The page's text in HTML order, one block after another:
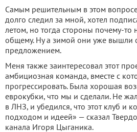
Самым решительным в этом
долго следил за мной, хотел
летом, но тогда стороны почему-то
общему. Ну а зимой они уже вышли
предложением.
Меня также заинтересовал этот
амбициозная команда, вместе с
прогрессировать. Была хорошая
еврокубки, что мы и сделали. Не
в ЛНЗ, и убедился, что этот клуб и
подходом и идеей» — сказал
канала Игоря Цыганика.